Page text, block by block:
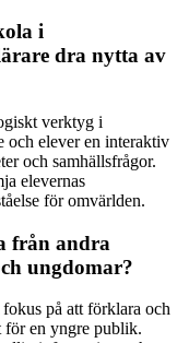
i
dra nytta av
verktyg i
och elever en interaktiv
och samhällsfrågor.
elevernas
för omvärlden.
från andra
ungdomar?
på att förklara och
för en yngre publik.